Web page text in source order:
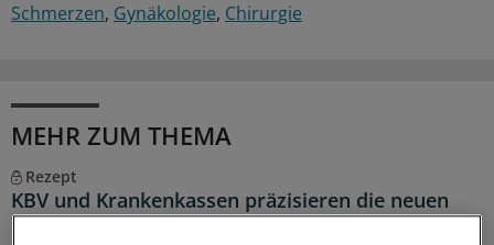
Schmerzen Gynäkologie Chirurgie
MEHR ZUM THEMA
Rezept
KBV und Krankenkassen präzisieren die neuen
Regeln zur Cannabistherapie